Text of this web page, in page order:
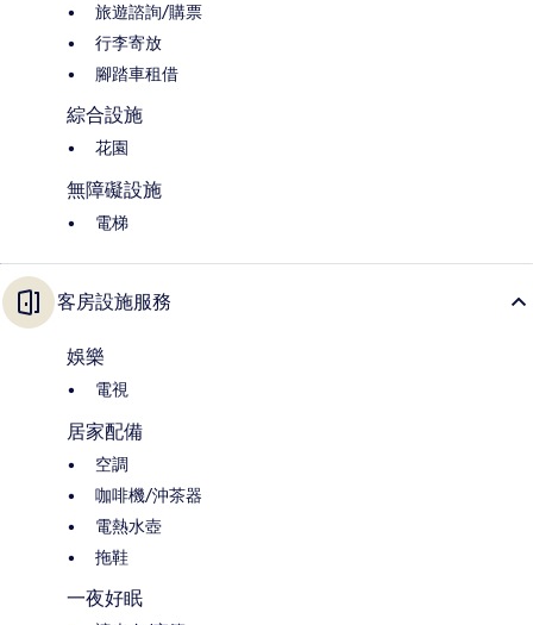
旅遊諮詢/購票
行李寄放
腳踏車租借
綜合設施
花園
無障礙設施
電梯
客房設施服務
娛樂
電視
居家配備
空調
咖啡機/沖茶器
電熱水壺
拖鞋
一夜好眠